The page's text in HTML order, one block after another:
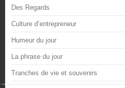
Des Regards
Culture d’entrepreneur
Humeur du jour
La phrase du jour
Tranches de vie et souvenirs